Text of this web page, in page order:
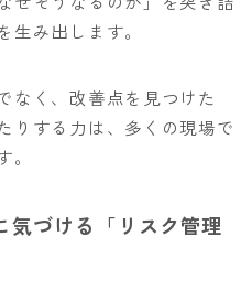
生み出します。
なく、改善点を見つけた
りする力は、多くの現場で
気づける「リスク管理